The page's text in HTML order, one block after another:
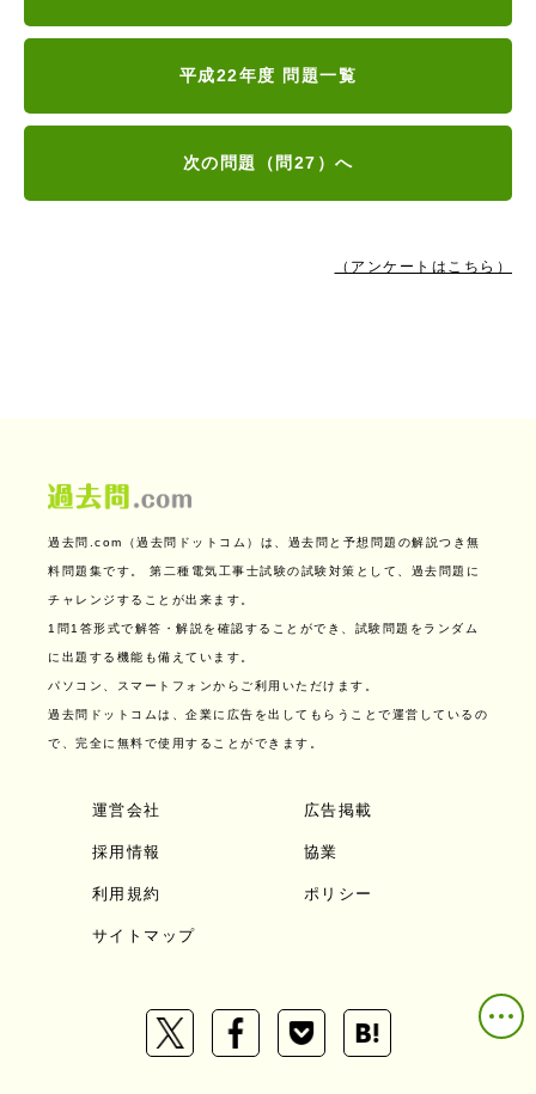
平成22年度 問題一覧
次の問題（問27）へ
（アンケートはこちら）
過去問.com（過去問ドットコム）は、過去問と予想問題の解説つき無
料問題集です。 第二種電気工事士試験の試験対策として、過去問題に
チャレンジすることが出来ます。
1問1答形式で解答・解説を確認することができ、試験問題をランダム
に出題する機能も備えています。
パソコン、スマートフォンからご利用いただけます。
過去問ドットコムは、企業に広告を出してもらうことで運営しているの
で、完全に無料で使用することができます。
運営会社 広告掲載
採用情報 協業
利用規約 ポリシー
サイトマップ